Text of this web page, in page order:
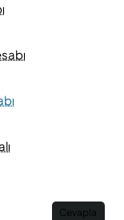
Cevapla